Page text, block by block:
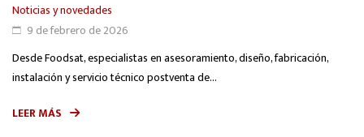
Noticias y novedades
9 de febrero de 2026
Desde Foodsat, especialistas en asesoramiento, diseño, fabricación,
instalación y servicio técnico postventa de...
LEER MÁS